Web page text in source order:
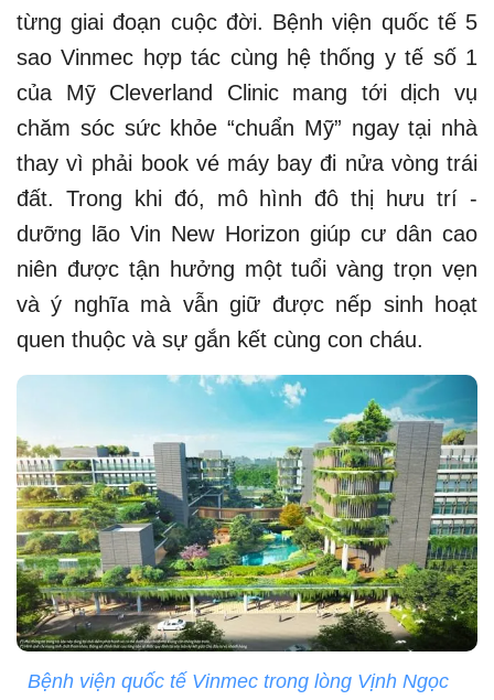
từng giai đoạn cuộc đời. Bệnh viện quốc tế 5
sao Vinmec hợp tác cùng hệ thống y tế số 1
của Mỹ Cleverland Clinic mang tới dịch vụ
chăm sóc sức khỏe “chuẩn Mỹ” ngay tại nhà
thay vì phải book vé máy bay đi nửa vòng trái
đất. Trong khi đó, mô hình đô thị hưu trí -
dưỡng lão Vin New Horizon giúp cư dân cao
niên được tận hưởng một tuổi vàng trọn vẹn
và ý nghĩa mà vẫn giữ được nếp sinh hoạt
quen thuộc và sự gắn kết cùng con cháu.
Bệnh viện quốc tế Vinmec trong lòng Vịnh Ngọc